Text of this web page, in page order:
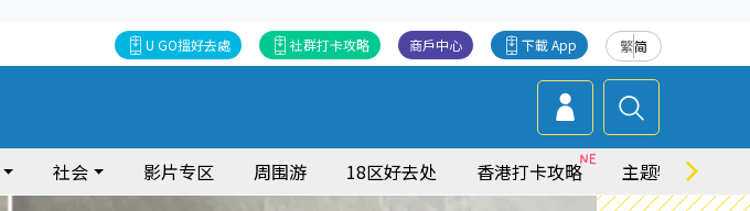
繁简
下載 App
商戶中心
社群打卡攻略
U GO搵好去處
社会 影片专区 周围游 18区好去处 香港打卡攻略 主题特集